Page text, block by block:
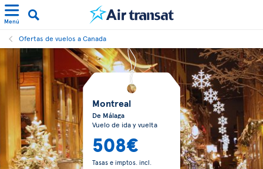
Menú
Ofertas de vuelos a Canada
Montreal
De Málaga
Vuelo de ida y vuelta
508€
Tasas e imptos. incl.